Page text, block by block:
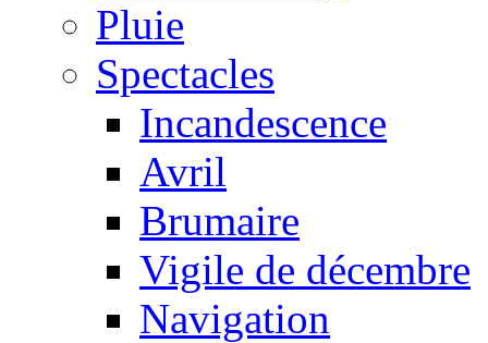
Pluie
Spectacles
Incandescence
Avril
Brumaire
Vigile de décembre
Navigation